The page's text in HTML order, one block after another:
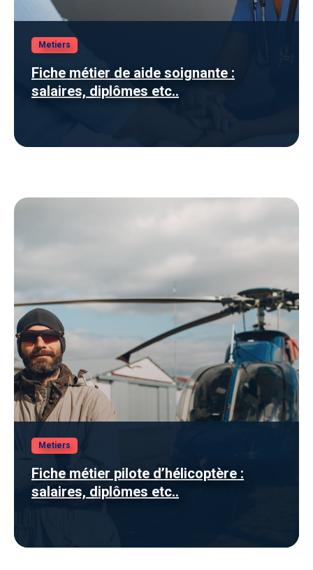
Metiers
Fiche métier de aide soignante :
salaires, diplômes etc..
Metiers
Fiche métier pilote d’hélicoptère :
salaires, diplômes etc..